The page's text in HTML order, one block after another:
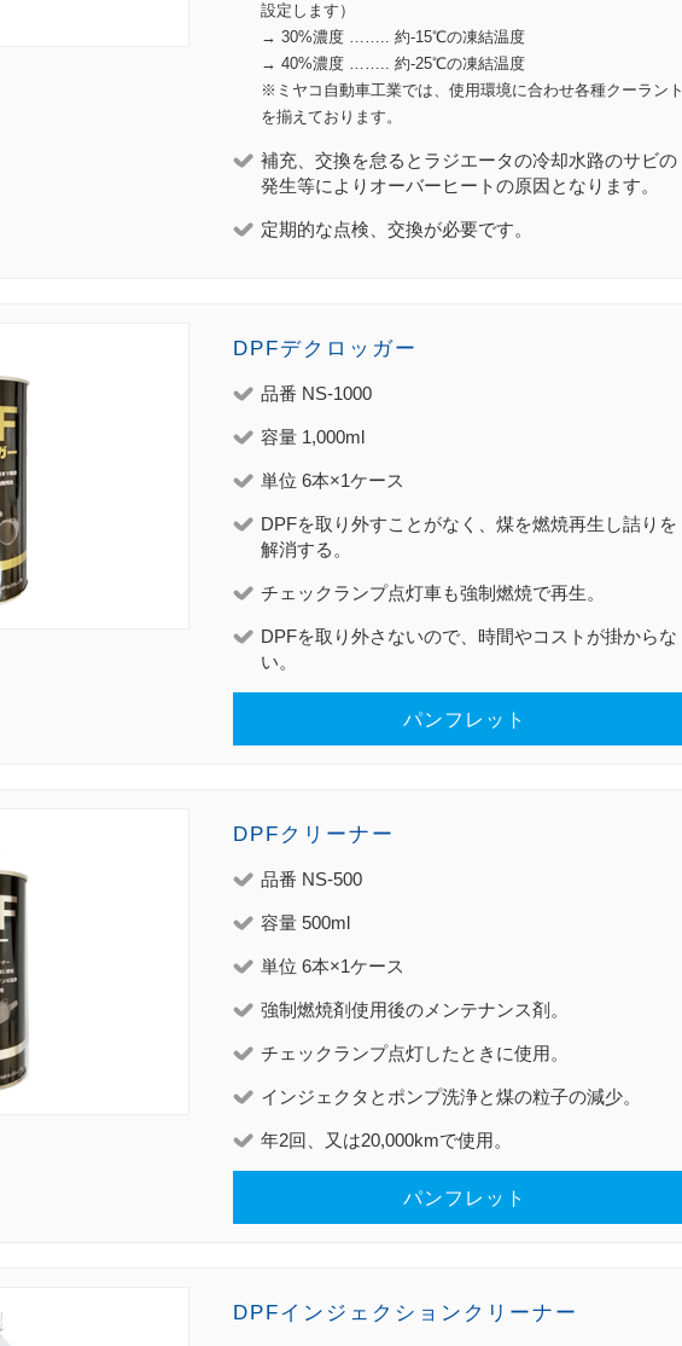
設定します）
→ 30%濃度 …….. 約-15℃の凍結温度
→ 40%濃度 …….. 約-25℃の凍結温度
※ミヤコ自動車工業では、使用環境に合わせ各種クーラント
を揃えております。
補充、交換を怠るとラジエータの冷却水路のサビの
発生等によりオーバーヒートの原因となります。
定期的な点検、交換が必要です。
DPFデクロッガー
品番 NS-1000
容量 1,000ml
単位 6本×1ケース
DPFを取り外すことがなく、煤を燃焼再生し詰りを
解消する。
チェックランプ点灯車も強制燃焼で再生。
DPFを取り外さないので、時間やコストが掛からな
い。
パンフレット
DPFクリーナー
品番 NS-500
容量 500ml
単位 6本×1ケース
強制燃焼剤使用後のメンテナンス剤。
チェックランプ点灯したときに使用。
インジェクタとポンプ洗浄と煤の粒子の減少。
年2回、又は20,000kmで使用。
パンフレット
DPFインジェクションクリーナー